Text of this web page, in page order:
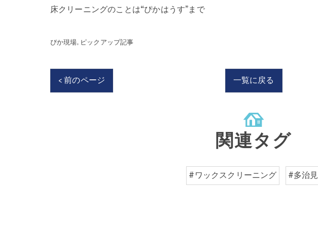
床クリーニングのことは“ぴかはうす”まで
ぴか現場 ピックアップ記事
< 前のページ 一覧に戻る
関連タグ
#ワックスクリーニング #多治見